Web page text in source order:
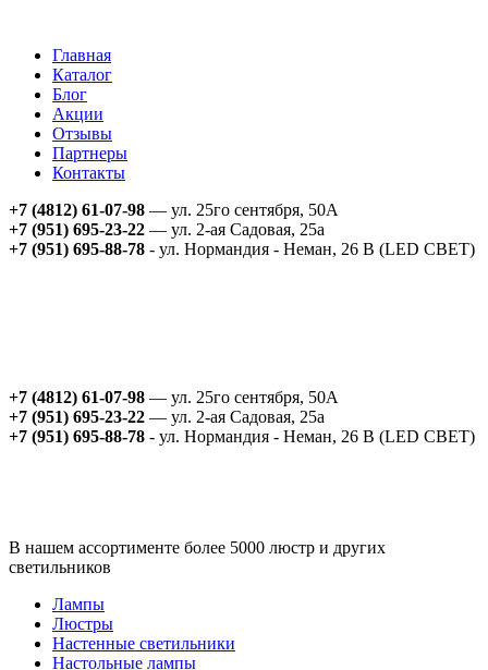
Главная
Каталог
Блог
Акции
Отзывы
Партнеры
Контакты
+7 (4812) 61-07-98 — ул. 25го сентября, 50А
+7 (951) 695-23-22 — ул. 2-ая Садовая, 25а
+7 (951) 695-88-78 - ул. Нормандия - Неман, 26 В (LED СВЕТ)
+7 (4812) 61-07-98 — ул. 25го сентября, 50А
+7 (951) 695-23-22 — ул. 2-ая Садовая, 25а
+7 (951) 695-88-78 - ул. Нормандия - Неман, 26 В (LED СВЕТ)
В нашем ассортименте более 5000 люстр и других
светильников
Лампы
Люстры
Настенные светильники
Настольные лампы